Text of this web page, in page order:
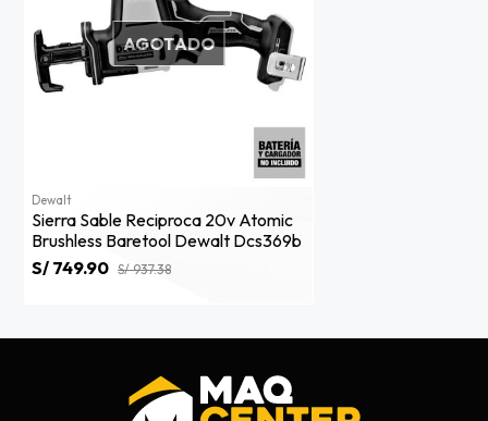
AGOTADO
Dewalt
Sierra Sable Reciproca 20v Atomic
Brushless Baretool Dewalt Dcs369b
S/ 749.90 S/ 937.38